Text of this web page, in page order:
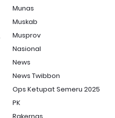
Munas
Muskab
Musprov
Nasional
News
News Twibbon
Ops Ketupat Semeru 2025
PK